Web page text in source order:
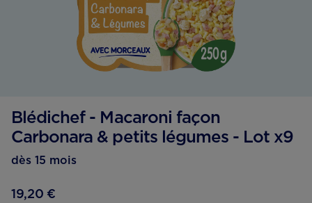
Blédichef - Macaroni façon
Carbonara & petits légumes - Lot x9
dès 15 mois
19,20 €